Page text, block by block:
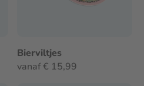
Bierviltjes
vanaf € 15,99